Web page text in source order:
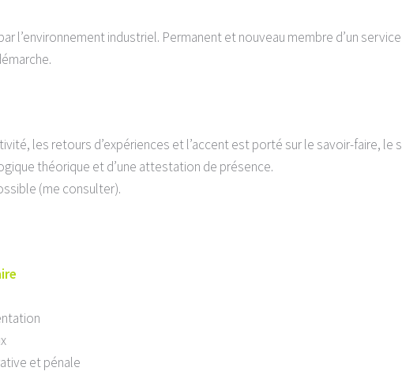
l’environnement industriel. Permanent et nouveau membre d’un
les retours d’expériences et l’accent est porté sur le savoir-faire, le
théorique et d’une attestation de présence.
(me consulter).
et pénale